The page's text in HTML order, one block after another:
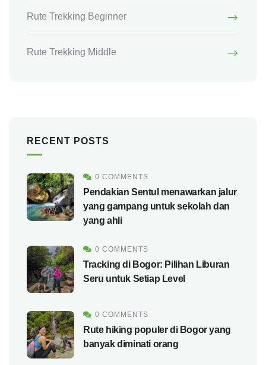
Rute Trekking Beginner
Rute Trekking Middle
RECENT POSTS
0 COMMENTS
Pendakian Sentul menawarkan jalur
yang gampang untuk sekolah dan
yang ahli
0 COMMENTS
Tracking di Bogor: Pilihan Liburan
Seru untuk Setiap Level
0 COMMENTS
Rute hiking populer di Bogor yang
banyak diminati orang